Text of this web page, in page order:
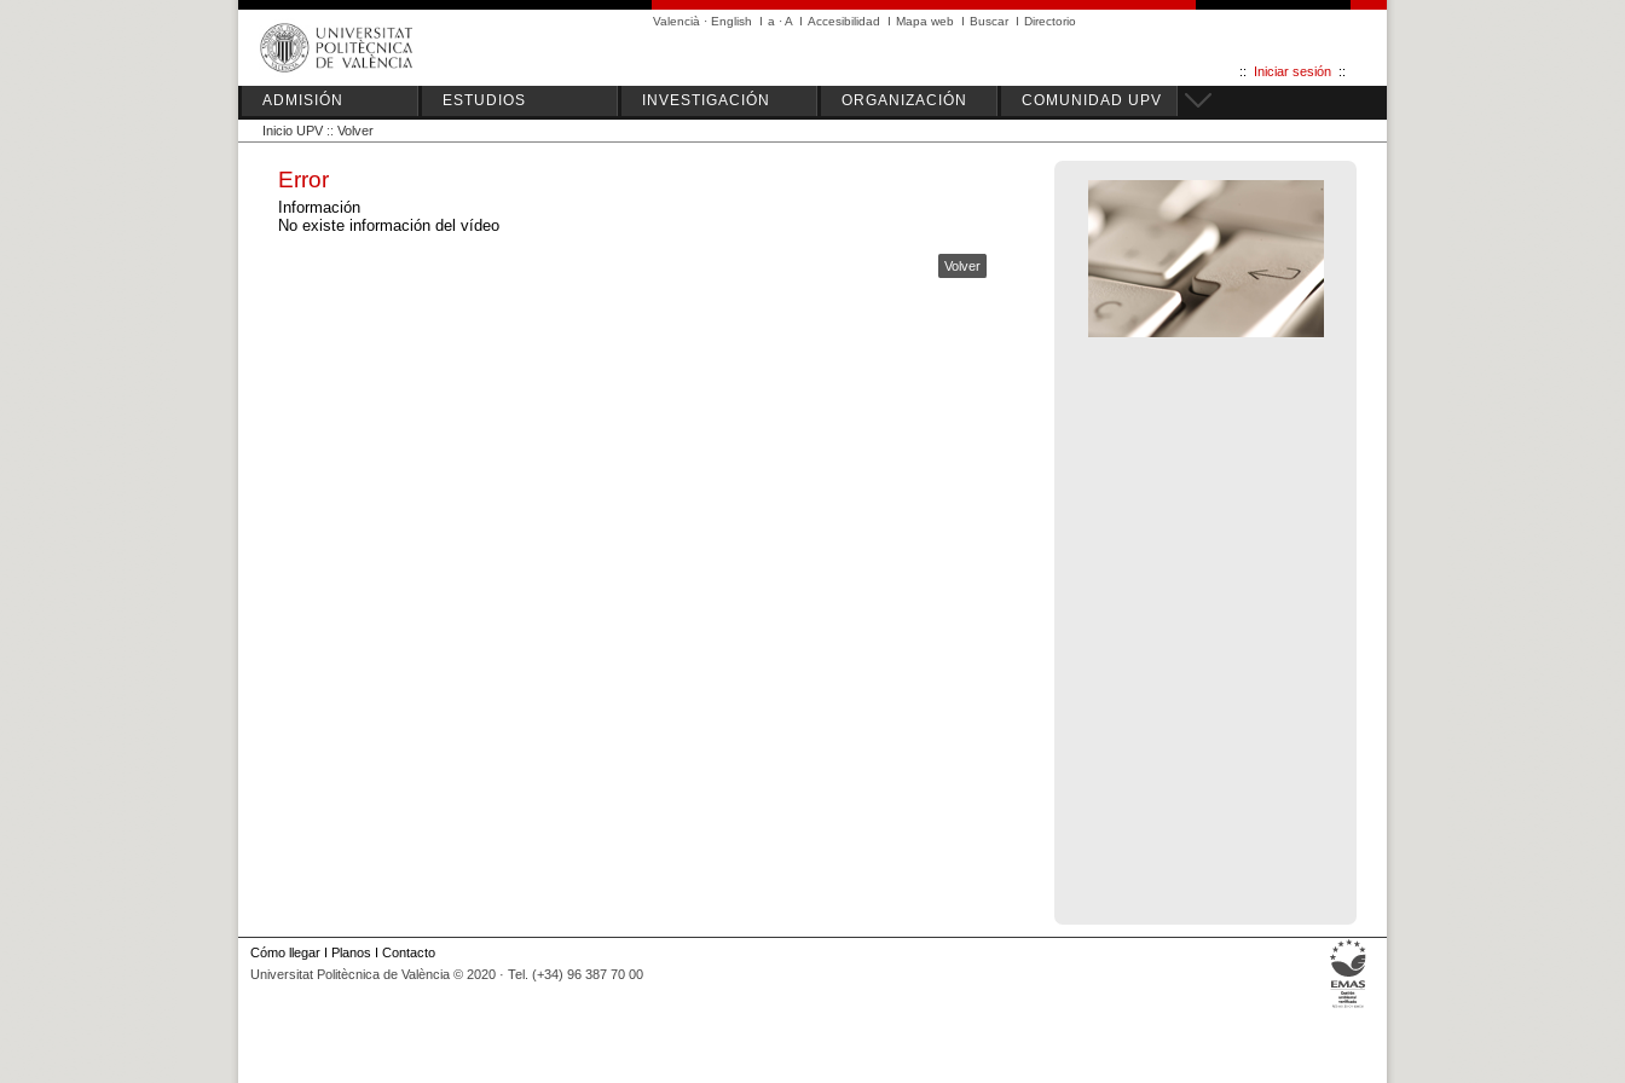
Valencià · English I a ·A I Accesibilidad I Mapa web I Buscar I Directorio
:: Iniciar sesión ::
ADMISIÓN ESTUDIOS INVESTIGACIÓN ORGANIZACIÓN COMUNIDAD UPV
Inicio UPV :: Volver
Error
Información
No existe información del vídeo
Volver
Cómo llegar I Planos I Contacto
Universitat Politècnica de València © 2020 · Tel. (+34) 96 387 70 00